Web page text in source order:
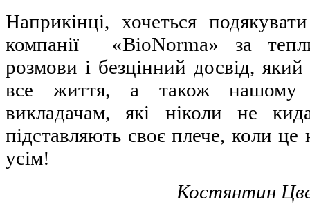
Наприкінці, хочеться
компанії «BioNorma» за
розмови і безцінний досвід,
все життя, а також нашому
викладачам, які ніколи не
підставляють своє плече, коли
усім!
Костянтин